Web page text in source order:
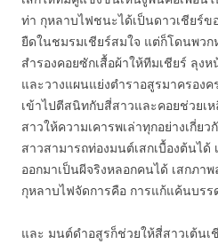
ท่า กุหลาบไฟชนะได้เป็นดาวเชียร์ข
ยืดในชมรมเชียร์สมใจ แต่ก็โดนพว
สำรองคอยซักเสื้อผ้าให้ทีมเชียร์ ลุง
และวางแผนแย่งตำราอสูรมาครอง
เข้าไปตีสนิทกับสี่สาวและคอยช่วยเ
สาวให้ความเคารพเล่าทุกอย่างเกี่ย
สาวสามารถท่องมนต์เสกเบื้องต้นได้
ออกมาเป็นผีจริงหลอกคนได้ เสกภา
กุหลาบไฟจัดการคือ การแก้แค้นบร
และ มนต์ดำอสูรก็ช่วยให้สี่สาวเต้น